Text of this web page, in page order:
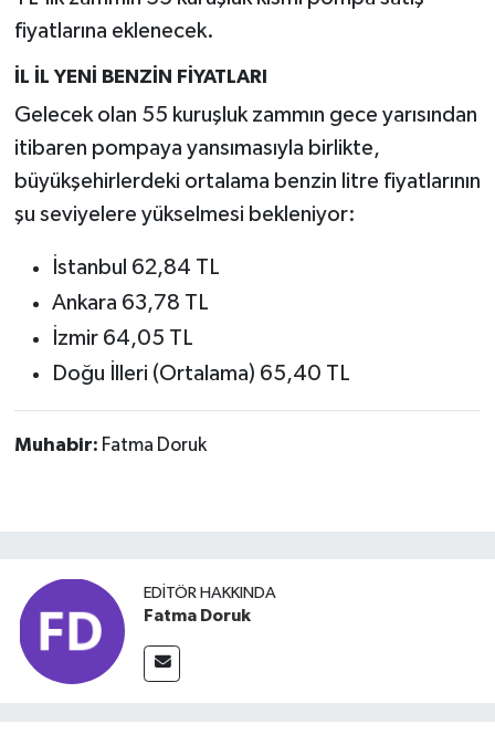
fiyatlarına eklenecek.
İL İL YENİ BENZİN FİYATLARI
Gelecek olan 55 kuruşluk zammın gece yarısından
itibaren pompaya yansımasıyla birlikte,
büyükşehirlerdeki ortalama benzin litre fiyatlarının
şu seviyelere yükselmesi bekleniyor:
İstanbul 62,84 TL
Ankara 63,78 TL
İzmir 64,05 TL
Doğu İlleri (Ortalama) 65,40 TL
Muhabir: Fatma Doruk
EDITÖR HAKKINDA
Fatma Doruk